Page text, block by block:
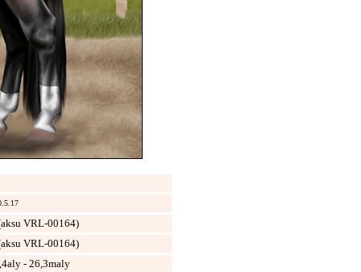
VRL-00164)
VRL-00164)
- 26,3maly